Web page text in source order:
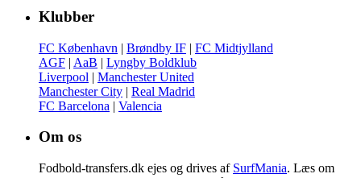
Klubber
FC København | Brøndby IF | FC Midtjylland
AGF | AaB | Lyngby Boldklub
Liverpool | Manchester United
Manchester City | Real Madrid
FC Barcelona | Valencia
Om os
Fodbold-transfers.dk ejes og drives af SurfMania. Læs om